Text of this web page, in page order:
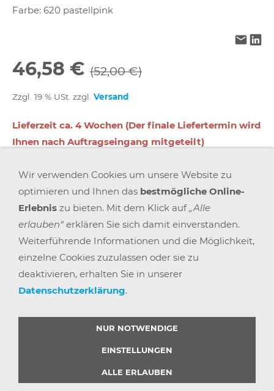
Farbe: 620 pastellpink
46,58 € (52,00 €)
Zzgl. 19 % USt. zzgl. Versand
Lieferzeit ca. 4 Wochen (Der finale Liefertermin wird
Ihnen nach Auftragseingang mitgeteilt)
Für später merken
ARBEITSPLATZEXPERTEN
PARTNERPROGRAMM
GEMEINSAM STÄRKER
WIDERRUF BUTTON
© 2025 |BÜRO POINT GMBH
Wir verwenden Cookies um unsere Website zu
optimieren und Ihnen das bestmögliche Online-
Erlebnis zu bieten. Mit dem Klick auf„Alle
erlauben“ erklären Sie sich damit einverstanden.
Weiterführende Informationen und die Möglichkeit,
einzelne Cookies zuzulassen oder sie zu
deaktivieren, erhalten Sie in unserer
Datenschutzerklärung.
NUR NOTWENDIGE
EINSTELLUNGEN
ALLE ERLAUBEN